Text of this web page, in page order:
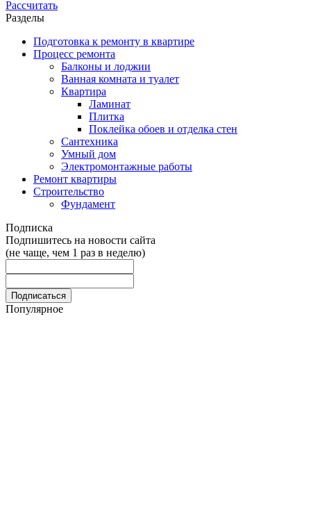
Рассчитать
Разделы
Подготовка к ремонту в квартире
Процесс ремонта
Балконы и лоджии
Ванная комната и туалет
Квартира
Ламинат
Плитка
Поклейка обоев и отделка стен
Сантехника
Умный дом
Электромонтажные работы
Ремонт квартиры
Строительство
Фундамент
Подписка
Подпишитесь на новости сайта
(не чаще, чем 1 раз в неделю)
Популярное